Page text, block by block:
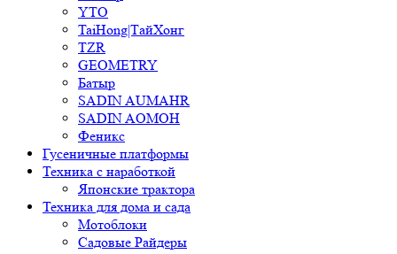
YTO
TaiHong|ТайХонг
TZR
GEOMETRY
Батыр
SADIN AUMAHR
SADIN AOMOH
Феникс
Гусеничные платформы
Техника с наработкой
Японские трактора
Техника для дома и сада
Мотоблоки
Садовые Райдеры